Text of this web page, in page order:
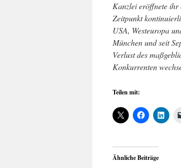
Kanzlei eröffnete ihr
Zeitpunkt
USA, Westeuropa
München und seit
Verlust des
Konkurrenten
Teilen mit:
Ähnliche Beiträge